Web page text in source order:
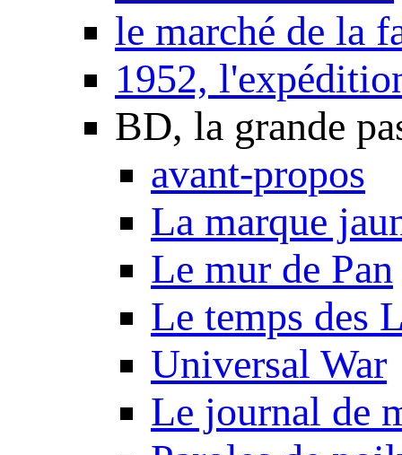
le marché de la
1952,
BD, la grande
avant-propos
La marque
Le mur de Pan
Le temps des
Universal War
Le journal de